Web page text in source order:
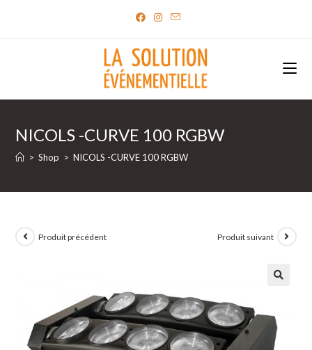
NICOLS -CURVE 100 RGBW
> Shop > NICOLS -CURVE 100 RGBW
Produit précédent Produit suivant